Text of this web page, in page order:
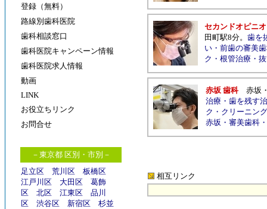
登録（無料）
路線別歯科医院
歯科相談窓口
歯科医院キャンペーン情報
歯科医院求人情報
動画
LINK
お役立ちリンク
お問合せ
－東京都 区別・市別－
足立区
荒川区
板橋区
江戸川区
大田区
葛飾
区
北区 江東区
品川
区
渋谷区 新宿区
杉並
セカンドオピニ
田町駅8分。 歯を
い ・ 前歯の審美
ク ・ 根管治療 ・
赤坂 歯科 赤坂
治療 ・ 歯を残す
ク ・ クリーニング
赤坂 ・ 審美歯科 ・
相互リンク